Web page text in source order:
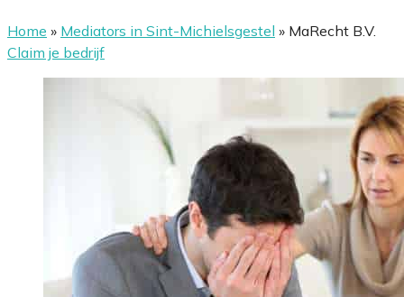
Home » Mediators in Sint-Michielsgestel » MaRecht B.V.
Claim je bedrijf